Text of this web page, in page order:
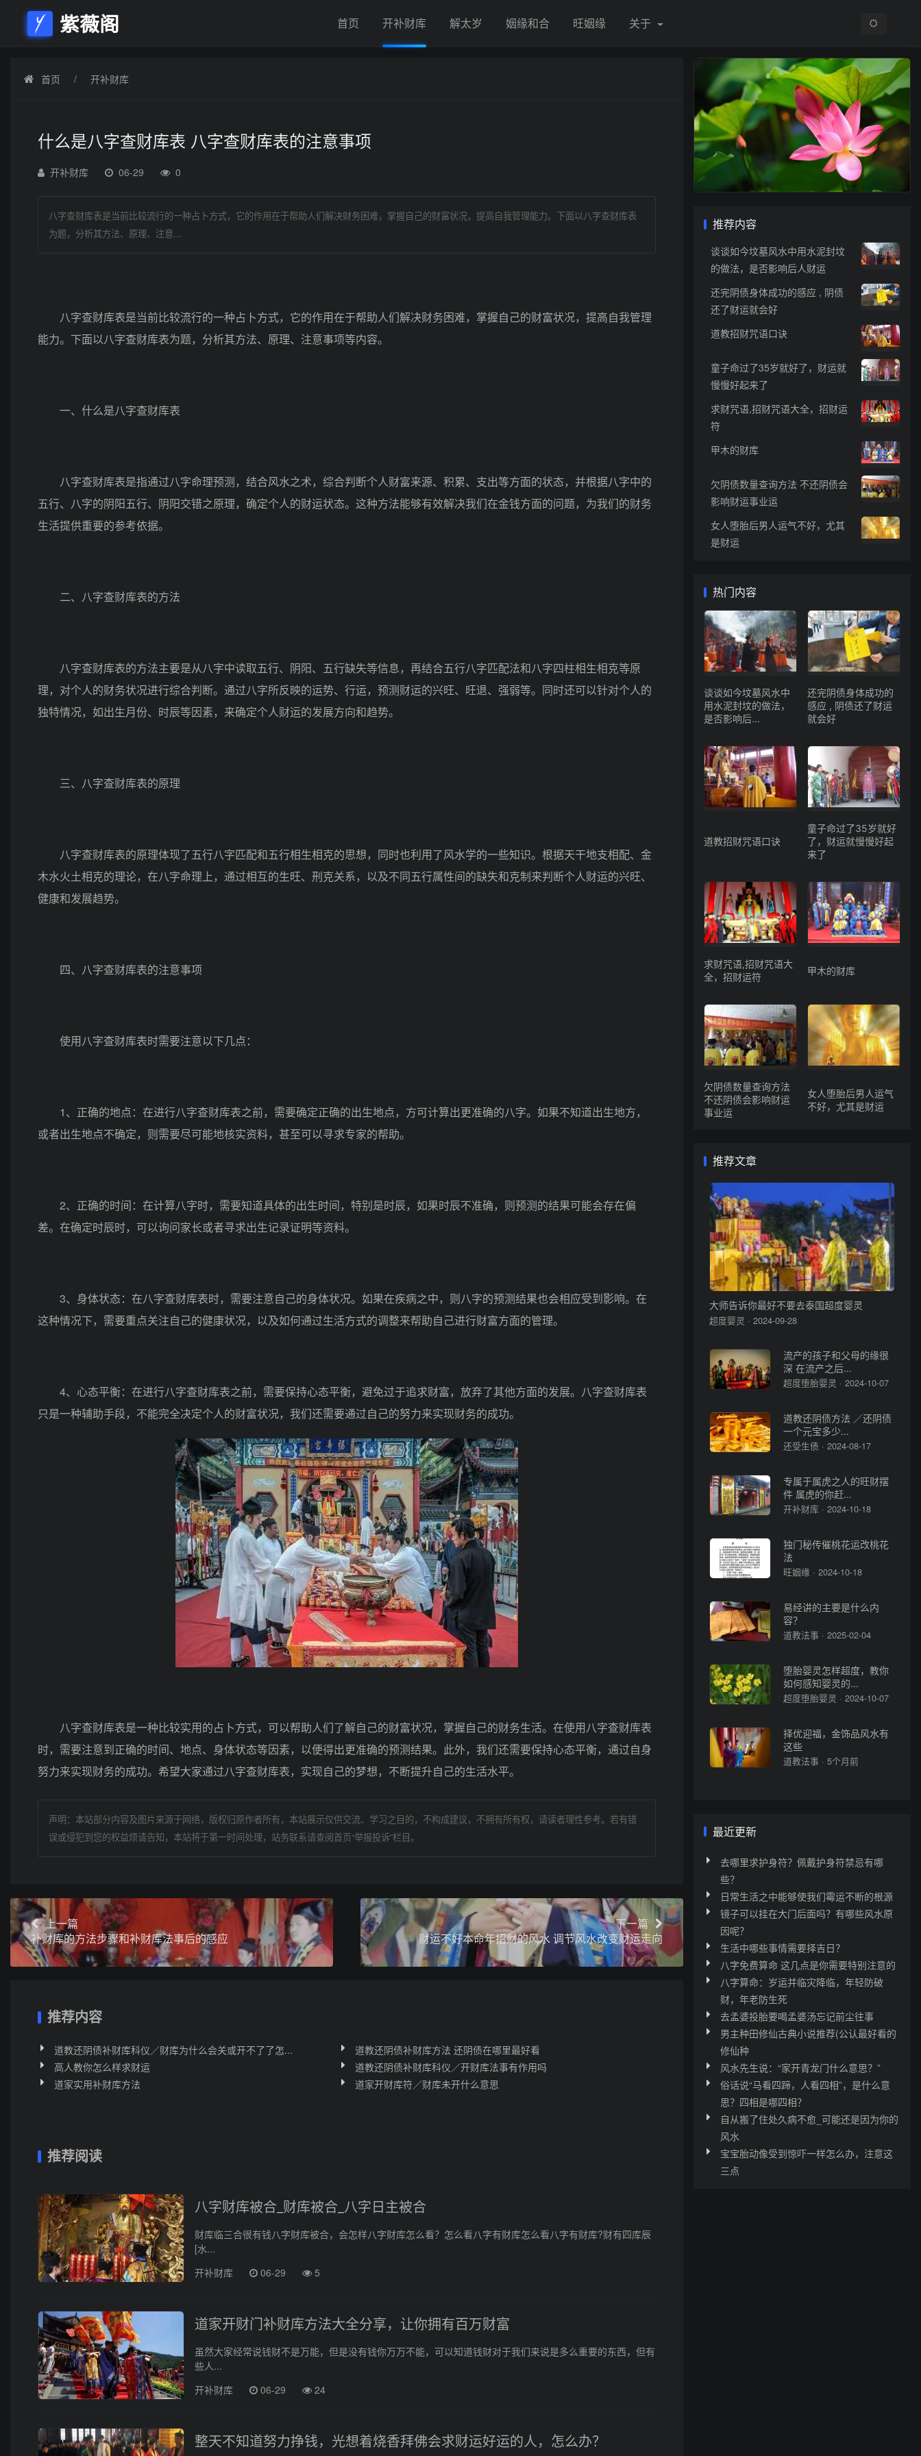
紫薇阁 首页 开补财库 解太岁 姻缘和合 旺姻缘 关于
首页 开补财库
什么是八字查财库表 八字查财库表的注意事项
开补财库 06-29 0
八字查财库表是当前比较流行的一种占卜方式，它的作用在于帮助人们解决财务困难，掌握自己的财富状况，提高自我管理能力。下面以八字查财库表
为题，分析其方法、原理、注意...
八字查财库表是当前比较流行的一种占卜方式，它的作用在于帮助人们解决财务困难，掌握自己的财富状况，提高自我管理
能力。下面以八字查财库表为题，分析其方法、原理、注意事项等内容。
一、什么是八字查财库表
八字查财库表是指通过八字命理预测，结合风水之术，综合判断个人财富来源、积累、支出等方面的状态，并根据八字中的
五行、八字的阴阳五行、阴阳交错之原理，确定个人的财运状态。这种方法能够有效解决我们在金钱方面的问题，为我们的财务
生活提供重要的参考依据。
二、八字查财库表的方法
八字查财库表的方法主要是从八字中读取五行、阴阳、五行缺失等信息，再结合五行八字匹配法和八字四柱相生相克等原
理，对个人的财务状况进行综合判断。通过八字所反映的运势、行运，预测财运的兴旺、旺退、强弱等。同时还可以针对个人的
独特情况，如出生月份、时辰等因素，来确定个人财运的发展方向和趋势。
三、八字查财库表的原理
八字查财库表的原理体现了五行八字匹配和五行相生相克的思想，同时也利用了风水学的一些知识。根据天干地支相配、金
木水火土相克的理论，在八字命理上，通过相互的生旺、刑克关系，以及不同五行属性间的缺失和克制来判断个人财运的兴旺、
健康和发展趋势。
四、八字查财库表的注意事项
使用八字查财库表时需要注意以下几点：
1、正确的地点：在进行八字查财库表之前，需要确定正确的出生地点，方可计算出更准确的八字。如果不知道出生地方，
或者出生地点不确定，则需要尽可能地核实资料，甚至可以寻求专家的帮助。
2、正确的时间：在计算八字时，需要知道具体的出生时间，特别是时辰，如果时辰不准确，则预测的结果可能会存在偏
差。在确定时辰时，可以询问家长或者寻求出生记录证明等资料。
3、身体状态：在八字查财库表时，需要注意自己的身体状况。如果在疾病之中，则八字的预测结果也会相应受到影响。在
这种情况下，需要重点关注自己的健康状况，以及如何通过生活方式的调整来帮助自己进行财富方面的管理。
4、心态平衡：在进行八字查财库表之前，需要保持心态平衡，避免过于追求财富，放弃了其他方面的发展。八字查财库表
只是一种辅助手段，不能完全决定个人的财富状况，我们还需要通过自己的努力来实现财务的成功。
八字查财库表是一种比较实用的占卜方式，可以帮助人们了解自己的财富状况，掌握自己的财务生活。在使用八字查财库表
时，需要注意到正确的时间、地点、身体状态等因素，以便得出更准确的预测结果。此外，我们还需要保持心态平衡，通过自身
努力来实现财务的成功。希望大家通过八字查财库表，实现自己的梦想，不断提升自己的生活水平。
声明：本站部分内容及图片来源于网络，版权归原作者所有，本站展示仅供交流、学习之目的，不构成建议，不拥有所有权，请读者理性参考。若有错
误或侵犯到您的权益烦请告知，本站将于第一时间处理，站务联系请查阅首页“举报投诉”栏目。
上一篇
补财库的方法步骤和补财库法事后的感应
下一篇
财运不好本命年招财的风水 调节风水改变财运走向
推荐内容
道教还阴债补财库科仪／财库为什么会关或开不了了怎...
道教还阴债补财库方法 还阴债在哪里最好看
高人教你怎么样求财运
道教还阴债补财库科仪／开财库法事有作用吗
道家实用补财库方法
道家开财库符／财库未开什么意思
推荐阅读
八字财库被合_财库被合_八字日主被合
财库临三合很有钱八字财库被合，会怎样八字财库怎么看？怎么看八字有财库怎么看八字有财库?财有四库辰
[水...
开补财库
06-29 5
道家开财门补财库方法大全分享，让你拥有百万财富
虽然大家经常说钱财不是万能，但是没有钱你万万不能，可以知道钱财对于我们来说是多么重要的东西，但有
些人...
开补财库
06-29 24
整天不知道努力挣钱，光想着烧香拜佛会求财运好运的人，怎么办？
推荐内容
谈谈如今坟墓风水中用水泥封坟
的做法，是否影响后人财运
还完阴债身体成功的感应 , 阴债
还了财运就会好
道教招财咒语口诀
童子命过了35岁就好了，财运就
慢慢好起来了
求财咒语,招财咒语大全，招财运
符
甲木的财库
欠阴债数量查询方法 不还阴债会
影响财运事业运
女人堕胎后男人运气不好，尤其
是财运
热门内容
谈谈如今坟墓风水中
用水泥封坟的做法，
是否影响后...
还完阴债身体成功的
感应 , 阴债还了财运
就会好
道教招财咒语口诀
童子命过了35岁就好
了，财运就慢慢好起
来了
求财咒语,招财咒语大
全，招财运符
甲木的财库
欠阴债数量查询方法
不还阴债会影响财运
事业运
女人堕胎后男人运气
不好，尤其是财运
推荐文章
大师告诉你最好不要去泰国超度婴灵
超度婴灵 · 2024-09-28
流产的孩子和父母的缘很
深 在流产之后...
超度堕胎婴灵 · 2024-10-07
道教还阴债方法 ／还阴债
一个元宝多少...
还受生债 · 2024-08-17
专属于属虎之人的旺财摆
件 属虎的你赶...
开补财库 · 2024-10-18
独门秘传催桃花运改桃花
法
旺姻缘 · 2024-10-18
易经讲的主要是什么内
容？
道教法事 · 2025-02-04
堕胎婴灵怎样超度，教你
如何感知婴灵的...
超度堕胎婴灵 · 2024-10-07
择优迎福，金饰品风水有
这些
道教法事 · 5个月前
最近更新
去哪里求护身符？佩戴护身符禁忌有哪
些？
日常生活之中能够使我们霉运不断的根源
镜子可以挂在大门后面吗？有哪些风水原
因呢？
生活中哪些事情需要择吉日？
八字免费算命 这几点是你需要特别注意的
八字算命：岁运并临灾降临，年轻防破
财，年老防生死
去孟婆投胎要喝孟婆汤忘记前尘往事
男主种田修仙古典小说推荐(公认最好看的
修仙种
风水先生说：“家开青龙门什么意思？”
俗话说“马看四蹄，人看四相”，是什么意
思？四相是哪四相？
自从搬了住处久病不愈_可能还是因为你的
风水
宝宝胎动像受到惊吓一样怎么办，注意这
三点